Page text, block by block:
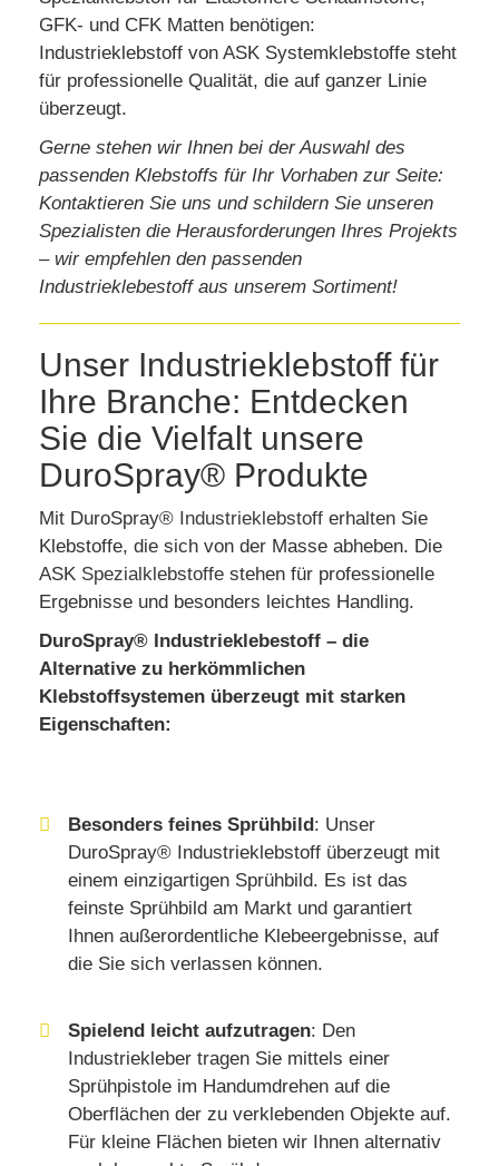
GFK- und CFK Matten benötigen:
Industrieklebstoff von ASK Systemklebstoffe steht
für professionelle Qualität, die auf ganzer Linie
überzeugt.
Gerne stehen wir Ihnen bei der Auswahl des
passenden Klebstoffs für Ihr Vorhaben zur Seite:
Kontaktieren Sie uns und schildern Sie unseren
Spezialisten die Herausforderungen Ihres Projekts
– wir empfehlen den passenden
Industrieklebestoff aus unserem Sortiment!
Unser Industrieklebstoff für
Ihre Branche: Entdecken
Sie die Vielfalt unsere
DuroSpray® Produkte
Mit DuroSpray® Industrieklebstoff erhalten Sie
Klebstoffe, die sich von der Masse abheben. Die
ASK Spezialklebstoffe stehen für professionelle
Ergebnisse und besonders leichtes Handling.
DuroSpray® Industrieklebestoff – die
Alternative zu herkömmlichen
Klebstoffsystemen überzeugt mit starken
Eigenschaften:
Besonders feines Sprühbild: Unser
DuroSpray® Industrieklebstoff überzeugt mit
einem einzigartigen Sprühbild. Es ist das
feinste Sprühbild am Markt und garantiert
Ihnen außerordentliche Klebeergebnisse, auf
die Sie sich verlassen können.
Spielend leicht aufzutragen: Den
Industriekleber tragen Sie mittels einer
Sprühpistole im Handumdrehen auf die
Oberflächen der zu verklebenden Objekte auf.
Für kleine Flächen bieten wir Ihnen alternativ